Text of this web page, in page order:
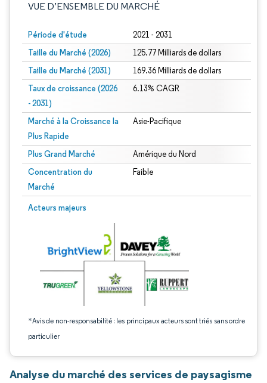
VUE D’ENSEMBLE DU MARCHÉ
Période d'étude 2021 - 2031
Taille du Marché (2026) 125.77 Milliards de dollars
Taille du Marché (2031) 169.36 Milliards de dollars
Taux de croissance (2026
- 2031)
6.13% CAGR
Marché à la Croissance la
Plus Rapide
Asie-Pacifique
Plus Grand Marché Amérique du Nord
Concentration du
Marché
Faible
Acteurs majeurs
*Avis de non-responsabilité : les principaux acteurs sont triés sans ordre
particulier
Image © Mordor Intelligence. La réutilisation nécessite une attribution sous CC
Analyse du marché des services de paysagisme